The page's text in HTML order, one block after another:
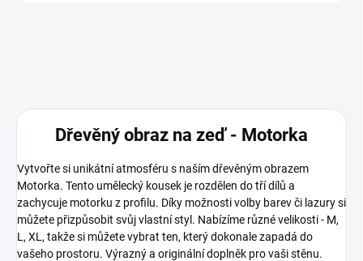
Dřevěný obraz na zeď - Motorka
Vytvořte si unikátní atmosféru s naším dřevěným obrazem
Motorka. Tento umělecký kousek je rozdělen do tří dílů a
zachycuje motorku z profilu. Díky možnosti volby barev či lazury si
můžete přizpůsobit svůj vlastní styl. Nabízíme různé velikosti - M,
L, XL, takže si můžete vybrat ten, který dokonale zapadá do
vašeho prostoru. Výrazný a originální doplněk pro vaši stěnu.